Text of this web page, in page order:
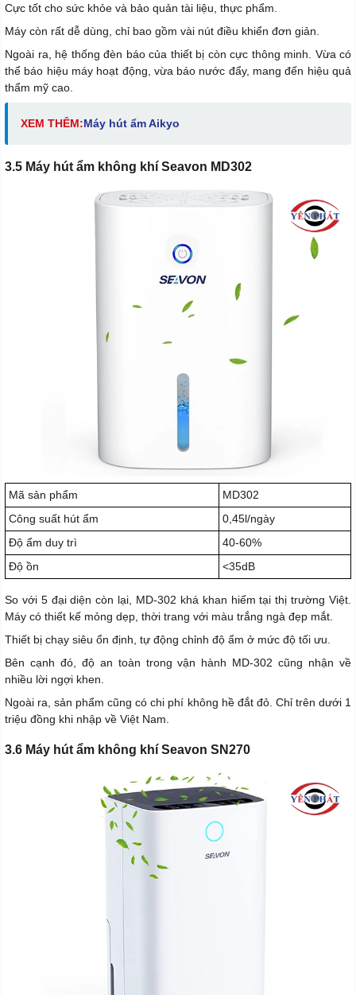
Cực tốt cho sức khỏe và bảo quản tài liệu, thực phẩm.
Máy còn rất dễ dùng, chỉ bao gồm vài nút điều khiển đơn giản.
Ngoài ra, hệ thống đèn báo của thiết bị còn cực thông minh. Vừa có
thể báo hiệu máy hoạt động, vừa báo nước đẩy, mang đến hiệu quả
thẩm mỹ cao.
XEM THÊM:Máy hút ẩm Aikyo
3.5 Máy hút ẩm không khí Seavon MD302
Mã sản phẩm
MD302
Công suất hút ẩm
0,45l/ngày
Độ ẩm duy trì
40-60%
Độ ồn
<35dB
So với 5 đại diện còn lại, MD-302 khá khan hiếm tại thị trường Việt.
Máy có thiết kế mỏng dẹp, thời trang với màu trắng ngà đẹp mắt.
Thiết bị chạy siêu ổn định, tự động chỉnh độ ẩm ở mức độ tối ưu.
Bên cạnh đó, độ an toàn trong vận hành MD-302 cũng nhận về
nhiều lời ngợi khen.
Ngoài ra, sản phẩm cũng có chi phí không hề đắt đỏ. Chỉ trên dưới 1
triệu đồng khi nhập về Việt Nam.
3.6 Máy hút ẩm không khí Seavon SN270